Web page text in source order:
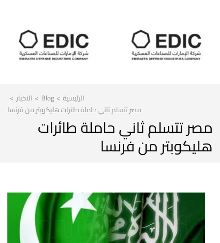
الرئيسية >
Blog
> الاخبار >
مصر تتسلم ثاني حاملة طائرات هليكوبتر من فرنسا
مصر تتسلم ثاني حاملة طائرات
هليكوبتر من فرنسا